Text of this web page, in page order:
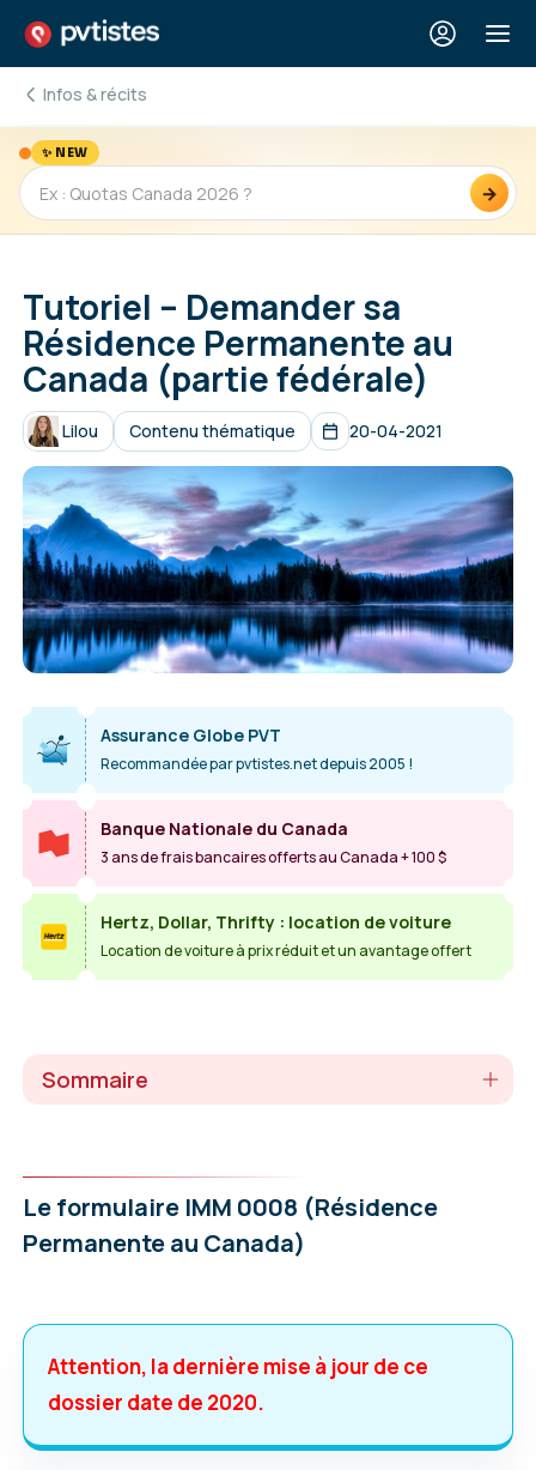
Infos & récits
✨ NEW
→
Tutoriel – Demander sa
Résidence Permanente au
Canada (partie fédérale)
Lilou Contenu thématique 20-04-2021
Assurance Globe PVT
Recommandée par pvtistes.net depuis 2005 !
Banque Nationale du Canada
3 ans de frais bancaires offerts au Canada + 100 $
Hertz, Dollar, Thrifty : location de voiture
Location de voiture à prix réduit et un avantage offert
Sommaire
Le formulaire IMM 0008 (Résidence
Permanente au Canada)
Attention, la dernière mise à jour de ce
dossier date de 2020.